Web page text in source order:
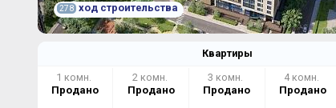
278 ход строительства
Квартиры
1 комн.
Продано
2 комн.
Продано
3 комн.
Продано
4 комн.
Продано